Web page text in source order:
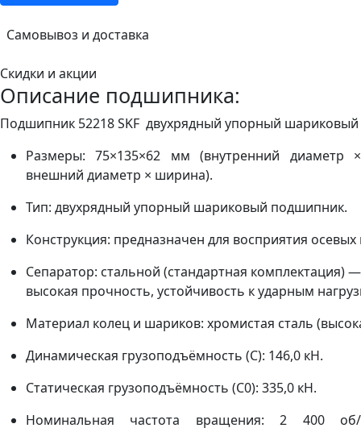
Самовывоз и доставка
Скидки и акции
Описание подшипника:
Подшипник 52218 SKF двухрядный упорный
Размеры: 75×135×62 мм (внутренний диаметр ×
внешний диаметр × ширина).
Тип: двухрядный упорный шариковый подшипник.
Конструкция: предназначен для восприятия
Сепаратор: стальной (стандартная комплектация) —
высокая прочность, устойчивость к ударным
Материал колец и шариков: хромистая сталь
Динамическая грузоподъёмность (C): 146,0 кН.
Статическая грузоподъёмность (C0​): 335,0 кН.
Номинальная частота вращения: 2 400 об/